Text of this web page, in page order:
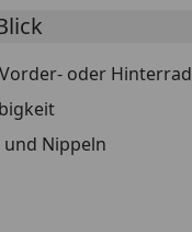
oder Hinterrad
Nippeln